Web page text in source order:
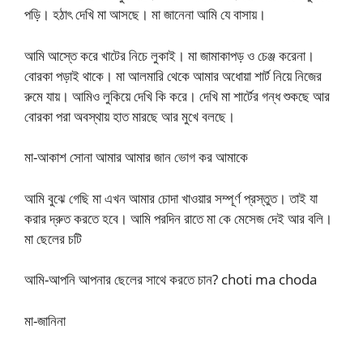
পড়ি। হঠাৎ দেখি মা আসছে। মা জানেনা আমি যে বাসায়।
আমি আস্তে করে খাটের নিচে লুকাই। মা জামাকাপড় ও চেঞ্জ করেনা।
বোরকা পড়াই থাকে। মা আলমারি থেকে আমার অধোয়া শার্ট নিয়ে নিজের
রুমে যায়। আমিও লুকিয়ে দেখি কি করে। দেখি মা শার্টের গন্ধ শুকছে আর
বোরকা পরা অবস্থায় হাত মারছে আর মুখে বলছে।
মা-আকাশ সোনা আমার আমার জান ভোগ কর আমাকে
আমি বুঝে গেছি মা এখন আমার চোদা খাওয়ার সম্পূর্ণ প্রস্তুত। তাই যা
করার দ্রুত করতে হবে। আমি পরদিন রাতে মা কে মেসেজ দেই আর বলি।
মা ছেলের চটি
আমি-আপনি আপনার ছেলের সাথে করতে চান? choti ma choda
মা-জানিনা